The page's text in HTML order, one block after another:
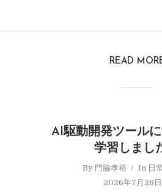
READ
AI駆動開発ツール
学習しまし
By 門脇孝裕 In 日
2026年7月28日